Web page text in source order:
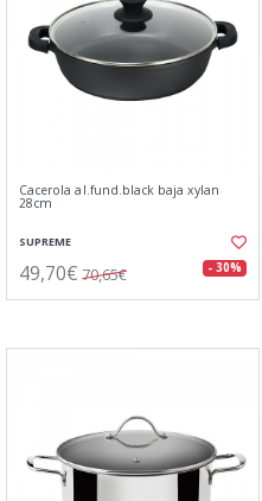
Cacerola al.fund.black baja xylan
28cm
SUPREME
49,70€ 70,65€ - 30%